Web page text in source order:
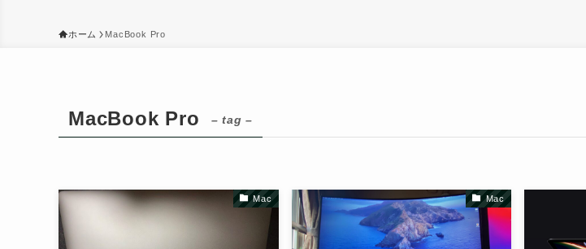
ホーム MacBook Pro
MacBook Pro – tag –
Mac Mac